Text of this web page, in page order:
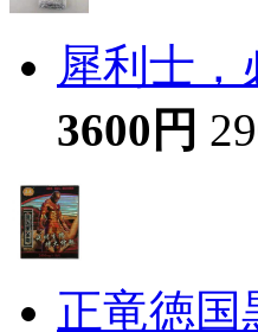
犀利士
3600円
正竜徳国